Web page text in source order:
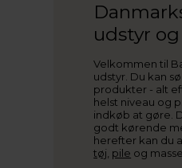
udstyr og
Velkommen til
udstyr. Du kan
produkter - alt
helst niveau og
indkøb at gøre.
godt kørende
herefter kan du
tøj, pile og